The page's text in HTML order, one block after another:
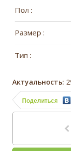
Пол :
Размер :
Тип :
Актуальность:
Поделиться